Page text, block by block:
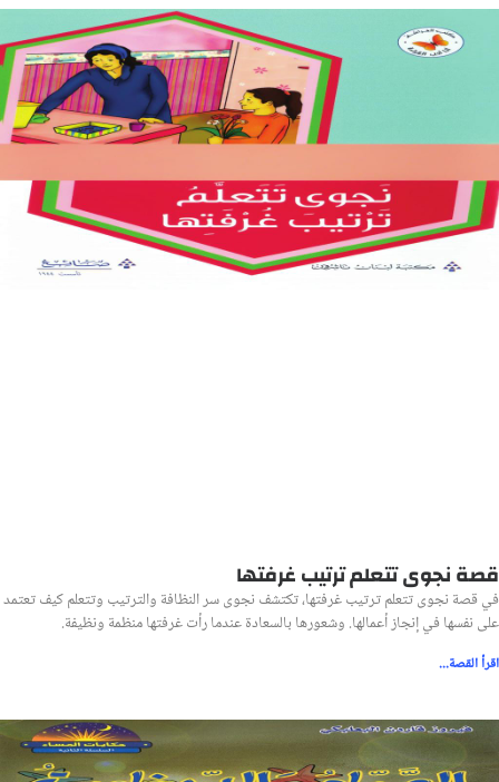
قصة نجوى تتعلم ترتيب غرفتها
في قصة نجوى تتعلم ترتيب غرفتها، تكتشف نجوى سر النظافة والترتيب وتتعلم كيف تعتمد
على نفسها في إنجاز أعمالها. وشعورها بالسعادة عندما رأت غرفتها منظمة ونظيفة.
اقرأ القصة...